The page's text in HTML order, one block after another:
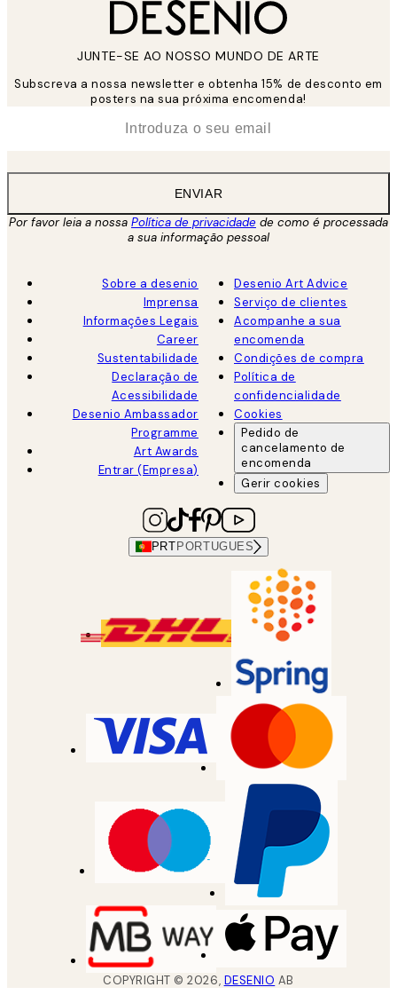
JUNTE-SE AO NOSSO MUNDO DE ARTE
Subscreva a nossa newsletter e obtenha 15% de desconto em
posters na sua próxima encomenda!
ENVIAR
Por favor leia a nossa Política de privacidade de como é processada
a sua informação pessoal
Sobre a desenio
Imprensa
Informações Legais
Career
Sustentabilidade
Declaração de
Acessibilidade
Desenio Ambassador
Programme
Art Awards
Entrar (Empresa)
Desenio Art Advice
Serviço de clientes
Acompanhe a sua
encomenda
Condições de compra
Política de
confidencialidade
Cookies
Pedido de
cancelamento de
encomenda
Gerir cookies
PRT PORTUGUES
COPYRIGHT ©2026, DESENIO AB